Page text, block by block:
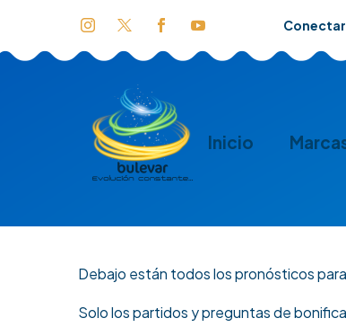
Inicio
Debajo están todos los pronósticos para
Solo los partidos y preguntas de